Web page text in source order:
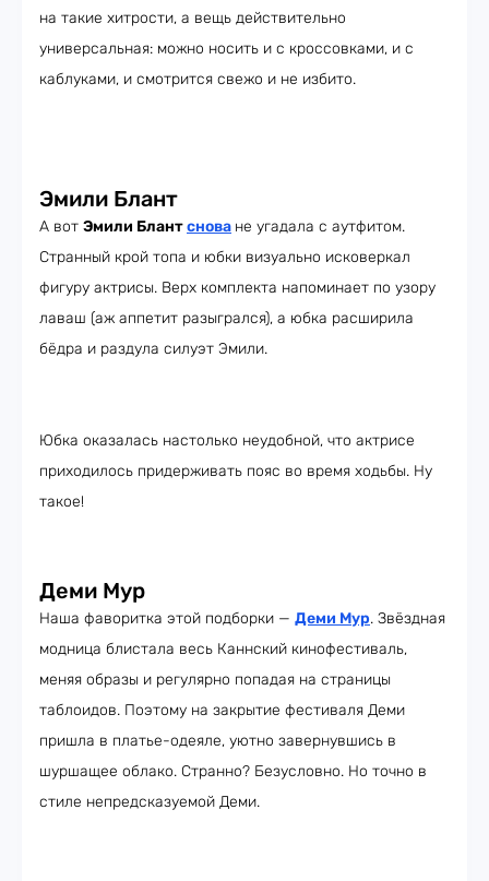
на такие хитрости, а вещь действительно
универсальная: можно носить и с кроссовками, и с
каблуками, и смотрится свежо и не избито.
Эмили Блант
А вот Эмили Блантснова не угадала с аутфитом.
Странный крой топа и юбки визуально исковеркал
фигуру актрисы. Верх комплекта напоминает по узору
лаваш (аж аппетит разыгрался), а юбка расширила
бёдра и раздула силуэт Эмили.
Юбка оказалась настолько неудобной, что актрисе
приходилось придерживать пояс во время ходьбы. Ну
такое!
Деми Мур
Наша фаворитка этой подборки — Деми Мур. Звёздная
модница блистала весь Каннский кинофестиваль,
меняя образы и регулярно попадая на страницы
таблоидов. Поэтому на закрытие фестиваля Деми
пришла в платье-одеяле, уютно завернувшись в
шуршащее облако. Странно? Безусловно. Но точно в
стиле непредсказуемой Деми.